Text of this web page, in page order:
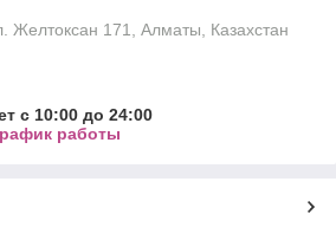
Желтоксан 171, Алматы, Казахстан
с 10:00 до 24:00
работы